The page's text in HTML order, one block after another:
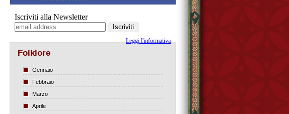
Iscriviti alla Newsletter
Leggi l'informativa
Folklore
Gennaio
Febbraio
Marzo
Aprile